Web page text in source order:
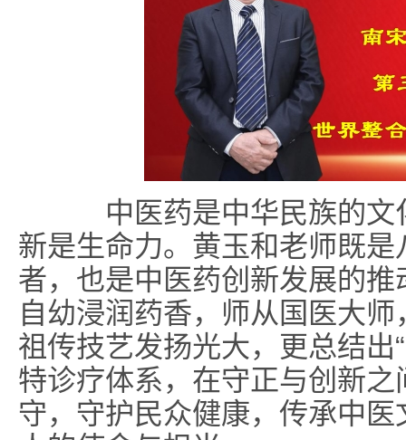
中医药是中华民族的文
新是生命力。黄玉和老师既
者，也是中医药创新发展的
自幼浸润药香，师从国医大
祖传技艺发扬光大，更总结出
特诊疗体系，在守正与创新
守，守护民众健康，传承中